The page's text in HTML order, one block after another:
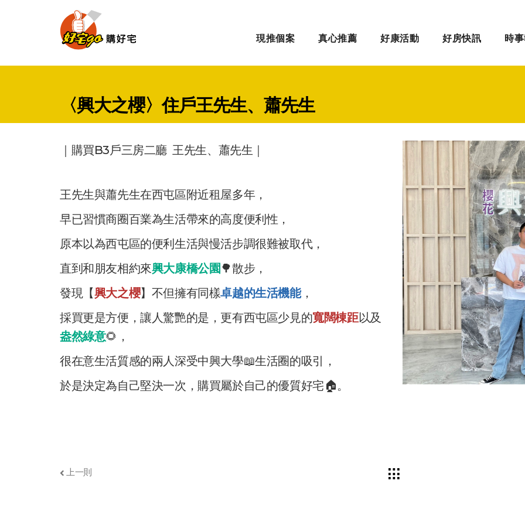
現推個案 真心推薦 好康活動 好房快訊 時
〈興大之櫻〉住戶王先生、蕭先生
｜購買B3戶三房二廳 王先生、蕭先生｜
王先生與蕭先生在西屯區附近租屋多年，
早已習慣商圈百業為生活帶來的高度便利性，
原本以為西屯區的便利生活與慢活步調很難被取代，
直到和朋友相約來興大康橋公園 🌳散步，
發現【興大之櫻】不但擁有同樣卓越的生活機能，
採買更是方便，讓人驚艷的是，更有西屯區少見的寬闊棟距以及
盎然綠意🌻，
很在意生活質感的兩人深受中興大學📖生活圈的吸引，
於是決定為自己堅決一次，購買屬於自己的優質好宅🏠。
上一則